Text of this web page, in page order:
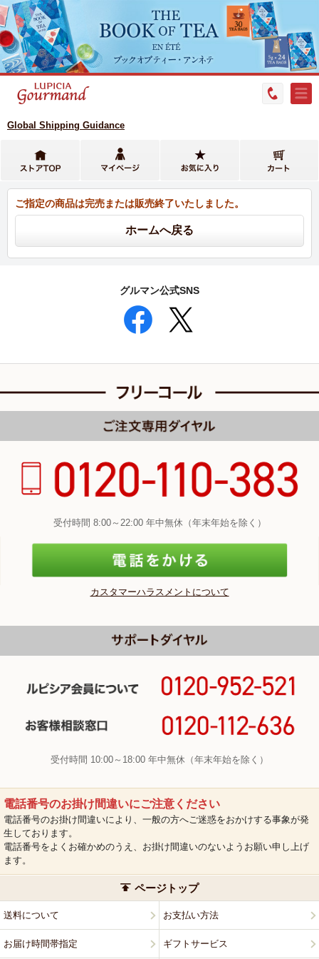
Global Shipping Guidance
ご指定の商品は完売または販売終了いたしました。
グルマン公式SNS
受付時間 8:00～22:00 年中無休（年末年始を除く）
カスタマーハラスメントについて
受付時間 10:00～18:00 年中無休（年末年始を除く）
電話番号のお掛け間違いにご注意ください
電話番号のお掛け間違いにより、一般の方へご迷惑をおかけする事象が発
生しております。
電話番号をよくお確かめのうえ、お掛け間違いのないようお願い申し上げ
ます。
ページトップ
送料について お支払い方法
お届け時間帯指定 ギフトサービス